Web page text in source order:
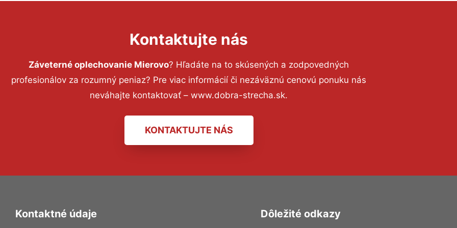
Kontaktujte nás
Záveterné oplechovanie Mierovo? Hľadáte na to skúsených a zodpovedných
profesionálov za rozumný peniaz? Pre viac informácií či nezáväznú cenovú ponuku nás
neváhajte kontaktovať – www.dobra-strecha.sk.
KONTAKTUJTE NÁS
Kontaktné údaje Dôležité odkazy